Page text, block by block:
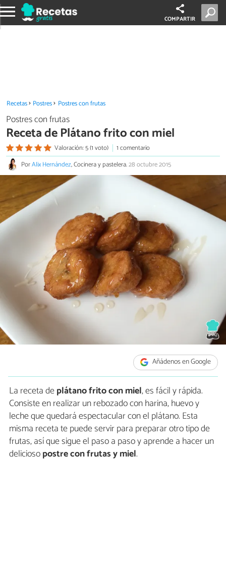
COMPARTIR
Recetas Postres Postres con frutas
Postres con frutas
Receta de Plátano frito con miel
Valoración: 5 (1 voto)
1 comentario
PorAlix Hernández, Cocinera y pastelera.28 octubre 2015
Añádenos en Google
La receta deplátano frito con miel, es fácil y rápida.
Consiste en realizar un rebozado con harina, huevo y
leche que quedará espectacular con el plátano. Esta
misma receta te puede servir para preparar otro tipo de
frutas, así que sigue el paso a paso y aprende a hacer un
deliciosopostre con frutas y miel.